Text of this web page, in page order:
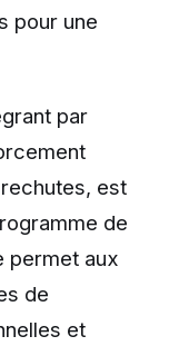
pour une
par
est
de
permet aux
de
et